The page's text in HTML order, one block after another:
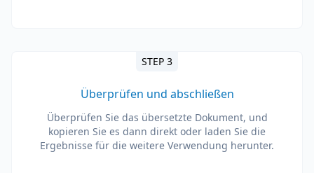
STEP 3
Überprüfen und abschließen
Überprüfen Sie das übersetzte Dokument, und
kopieren Sie es dann direkt oder laden Sie die
Ergebnisse für die weitere Verwendung herunter.